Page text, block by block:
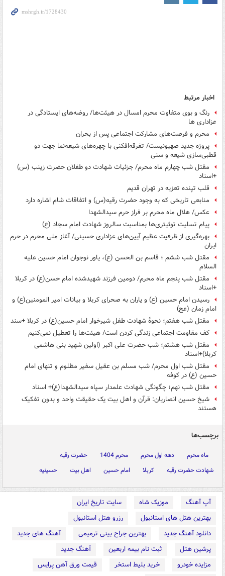
اخبار مرتبط
رنگ و بوی متفاوت محرم امسال در هیئت‌ها/ روضه‌های ایستادگی در
عزاداری ها
محرم و فرصت‌های مشارکت اجتماعی پس از بحران
پروژه جدید صهیونیست/ تفرقه‌افکنی با چهره‌های شیعه‌نما جهت دو
قطبی‌سازی شیعه و سنی
مقتل شب چهارم ماه محرم/ جزئیات شهادت دو طفلان حضرت زینب (س)
+اسناد
قلب تپنده تعزیه در تهران قدیم
منابعی تاریخی که به وجود حضرت رقیه(س) و اتفاقات شام اشاره دارد
عکس/ هلال ماه محرم بر فراز حرم سیدالشهدا
پیام تسلیت توئیتری‌ها بمناسبت سالروز شهادت امام سجاد (ع)
بهره‌گیری از ظرفیت عظیم آیین‌های عزاداری حسینی/ آغاز ملی محرم در حرم
ایران
مقتل شب ششم ؛ قاسم بن الحسن (ع)، یاور نوجوان امام حسین علیه
السلام
مقتل شب پنجم ماه محرم/ دومین فرزند شهیدشده امام حسن(ع) در کربلا
+اسناد
رسیدن امام حسین (ع) و یاران به صحرای کربلا و بیانات امیر المومنین(ع) و
امام زمان (عج)
مقتل شب هفتم؛ نحوۀ شهادت طفل شیرخوار امام حسین(ع) در کربلا +سند
کف مقاومت اجتماعی زندگی کردن است/ هیئت‌ها را تعطیل نمی‌کنیم
مقتل شب هشتم؛ شب حضرت علی اکبر (اولین شهید بنی هاشمی
کربلا)+اسناد
مقتل شب اول محرم/ شب مسلم بن عقیل سفیر مظلوم و تنهای امام
حسین (ع) در کوفه
مقتل شب نهم؛ چگونگی شهادت علمدار سپاه سیدالشهدا(ع)+ اسناد
شیخ حسین انصاریان: قرآن و اهل بیت یک حقیقت واحد و بدون تفکیک
هستند
برچسب‌ها
ماه محرم دهه اول محرم محرم 1404
حضرت رقیه
شهادت حضرت رقیه
کربلا امام حسین اهل بیت حسینیه
آپ آهنگ موزیک شاه
سایت تاریخ ایران
بهترین هتل های استانبول
رزرو هتل استانبول
دانلود آهنگ جدید
بهترین جراح بینی ترمیمی
آهنگ های جدید
پرشین هتل
ثبت نام بیمه اربعین
آهنگ جدید
مزایده خودرو
خرید بلیط استخر
قیمت ورق آهن پرایس